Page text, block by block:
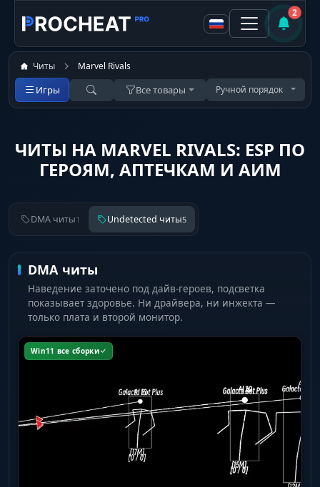
2
Читы Marvel Rivals
Игры Все товары Ручной порядок
ЧИТЫ НА MARVEL RIVALS: ESP ПО
ГЕРОЯМ, АПТЕЧКАМ И АИМ
DMA читы1 Undetected читы5
DMA читы
Наведение заточено под дайв-героев, подсветка
показывает здоровье. Ни драйвера, ни инжекта —
только плата и второй монитор.
Win11 все сборки